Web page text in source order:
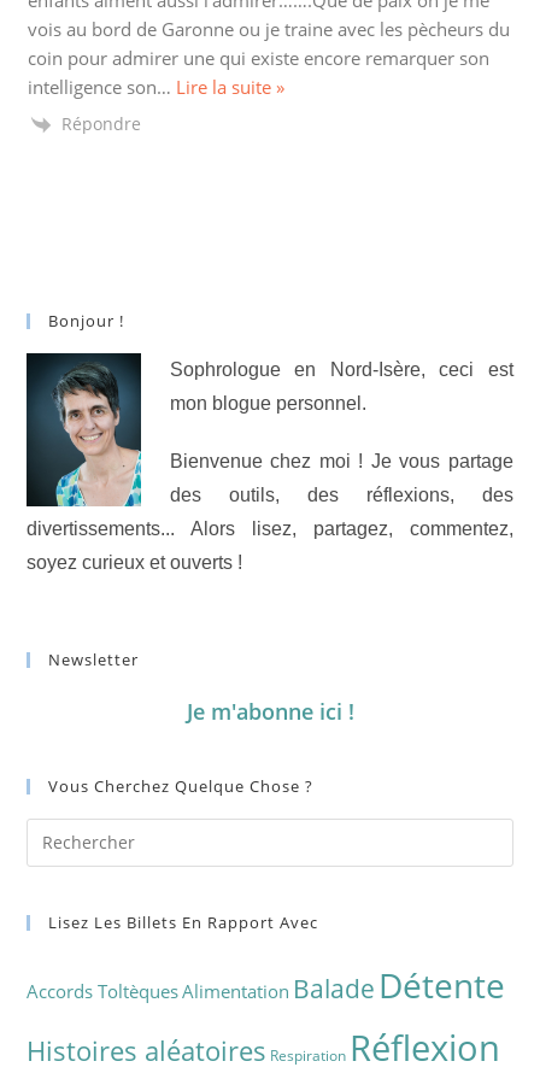
vois au bord de Garonne ou je traine avec les pècheurs du
coin pour admirer une qui existe encore remarquer son
intelligence son… Lire la suite »
Répondre
Bonjour !
Sophrologue en Nord-Isère, ceci est
mon blogue personnel.
Bienvenue chez moi ! Je vous partage
des outils, des réflexions, des
divertissements... Alors lisez, partagez, commentez,
soyez curieux et ouverts !
Newsletter
Je m'abonne ici !
Vous Cherchez Quelque Chose ?
Lisez Les Billets En Rapport Avec
Accords ToltèquesAlimentation Balade Détente
Histoires aléatoires Respiration Réflexion